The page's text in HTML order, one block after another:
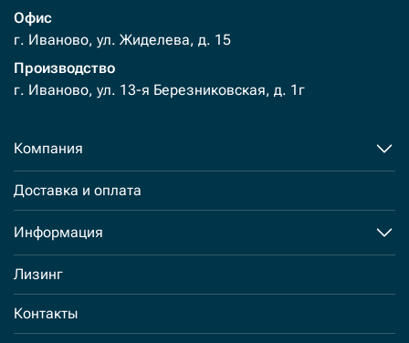
Офис
г. Иваново, ул. Жиделева, д. 15
Производство
г. Иваново, ул. 13-я Березниковская, д. 1г
Компания
Доставка и оплата
Информация
Лизинг
Контакты